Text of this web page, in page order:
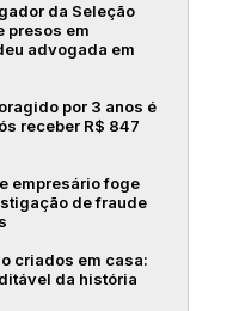
da Seleção
presos em
advogada em
por 3 anos é
receber R$ 847
empresário foge
de fraude
criados em casa:
da história